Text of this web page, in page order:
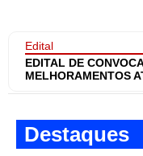
Edital
EDITAL DE
MELHORAMENTOS
Destaques